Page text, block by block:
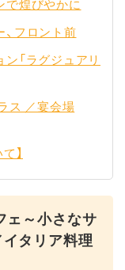
で煌びやかに
フロント前
「ラグジュアリ
ス ／宴会場
】
ェ～小さなサ
タリア料理